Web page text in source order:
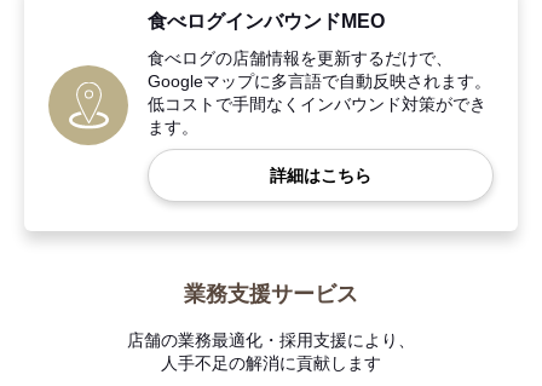
食べログインバウンドMEO
食べログの店舗情報を更新するだけで、
Googleマップに多言語で自動反映されます。
低コストで手間なくインバウンド対策ができ
ます。
詳細はこちら
業務支援サービス
店舗の業務最適化・採用支援により、
人手不足の解消に貢献します